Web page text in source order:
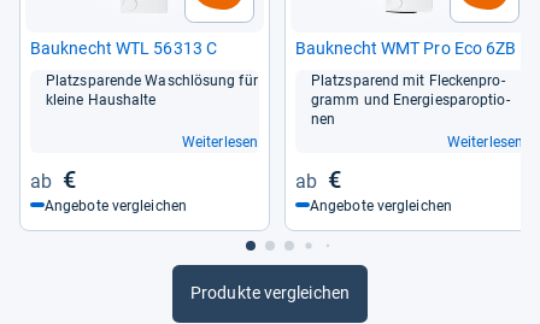
Bau­knecht WTL 56313 C
Platz­spa­rende Wasch­lö­sung für
kleine Haus­halte
Weiterlesen
€
Angebote vergleichen
Bau­knecht WMT Pro Eco 6ZB
Platz­spa­rend mit Fle­cken­pro­
gramm und Ener­gie­spar­op­tio­
nen
Weiterlesen
€
Angebote vergleichen
Produkte vergleichen